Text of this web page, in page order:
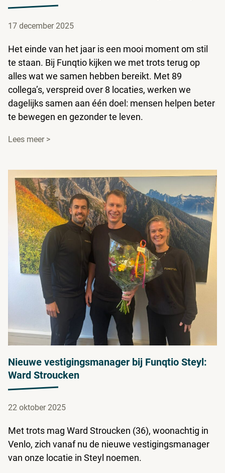
17 december 2025
Het einde van het jaar is een mooi moment om stil
te staan. Bij Funqtio kijken we met trots terug op
alles wat we samen hebben bereikt. Met 89
collega’s, verspreid over 8 locaties, werken we
dagelijks samen aan één doel: mensen helpen beter
te bewegen en gezonder te leven.
Lees meer >
Nieuwe vestigingsmanager bij Funqtio Steyl:
Ward Stroucken
22 oktober 2025
Met trots mag Ward Stroucken (36), woonachtig in
Venlo, zich vanaf nu de nieuwe vestigingsmanager
van onze locatie in Steyl noemen.